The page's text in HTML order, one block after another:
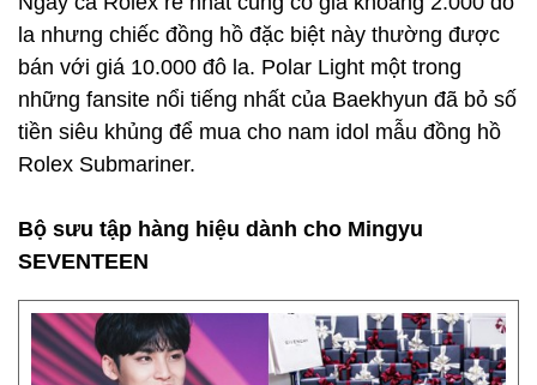
la nhưng chiếc đồng hồ đặc biệt này thường được
bán với giá 10.000 đô la. Polar Light một trong
những fansite nổi tiếng nhất của Baekhyun đã bỏ số
tiền siêu khủng để mua cho nam idol mẫu đồng hồ
Rolex Submariner.
Bộ sưu tập hàng hiệu dành cho Mingyu
SEVENTEEN